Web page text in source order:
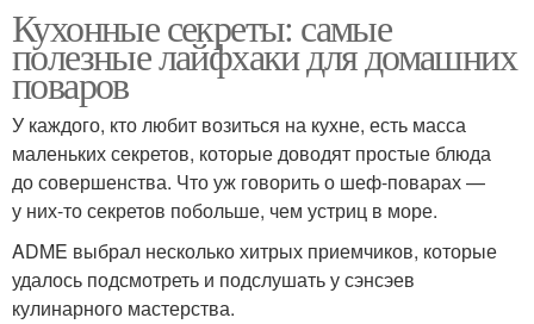
Кухонные секреты: самые
полезные лайфхаки для домашних
поваров
У каждого, кто любит возиться на кухне, есть масса
маленьких секретов, которые доводят простые блюда
до совершенства. Что уж говорить о шеф-поварах —
у них-то секретов побольше, чем устриц в море.
ADME выбрал несколько хитрых приемчиков, которые
удалось подсмотреть и подслушать у сэнсэев
кулинарного мастерства.